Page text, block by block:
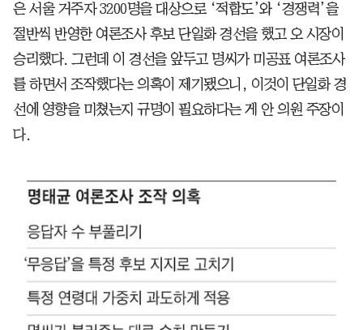
은 서울 거주자 3200명을 대상으로 ‘적합도’와 ‘경쟁력’을
절반씩 반영한 여론조사 후보 단일화 경선을 했고 오 시장이
승리했다. 그런데 이 경선을 앞두고 명씨가 미공표 여론조사
를 하면서 조작했다는 의혹이 제기됐으니, 이것이 단일화 경
선에 영향을 미쳤는지 규명이 필요하다는 게 안 의원 주장이
다.